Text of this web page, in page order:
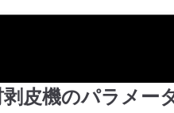
皮機のパラメー